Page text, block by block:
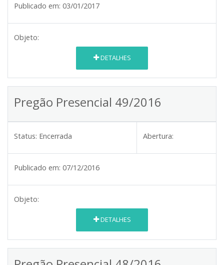
Publicado em: 03/01/2017
Objeto:
DETALHES
Pregão Presencial 49/2016
Status: Encerrada Abertura:
Publicado em: 07/12/2016
Objeto:
DETALHES